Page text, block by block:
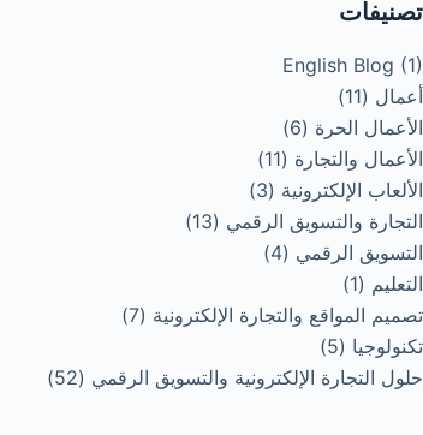
تصنيفات
English Blog (1)
أعمال (11)
الأعمال الحرة (6)
الأعمال والتجارة (11)
الألعاب الإلكترونية (3)
التجارة والتسويق الرقمي (13)
التسويق الرقمي (4)
التعليم (1)
تصميم المواقع والتجارة الإلكترونية (7)
تكنولوجيا (5)
حلول التجارة الإلكترونية والتسويق الرقمي (52)